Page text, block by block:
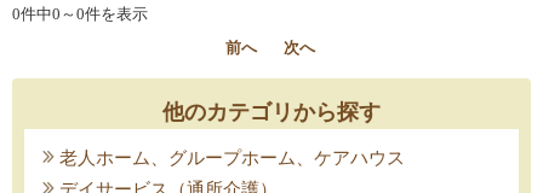
0件中0～0件を表示
前へ 次へ
他のカテゴリから探す
老人ホーム、グループホーム、ケアハウス